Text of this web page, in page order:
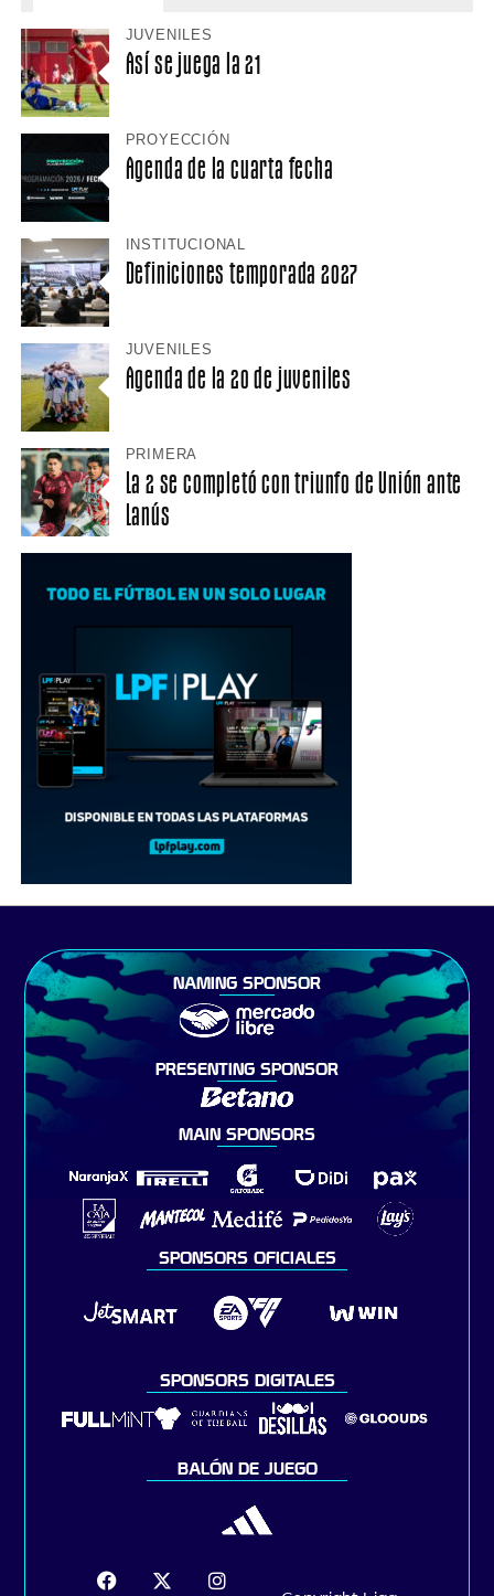
JUVENILES
Así se juega la 21
PROYECCIÓN
Agenda de la cuarta fecha
INSTITUCIONAL
Definiciones temporada 2027
JUVENILES
Agenda de la 20 de juveniles
PRIMERA
La 2 se completó con triunfo de Unión ante
Lanús
NAMING SPONSOR
PRESENTING SPONSOR
MAIN SPONSORS
SPONSORS OFICIALES
SPONSORS DIGITALES
BALÓN DE JUEGO